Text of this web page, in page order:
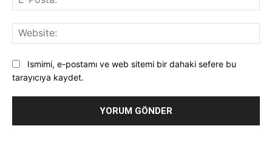
Ismimi, e-postamı ve web sitemi bir dahaki sefere bu
tarayıcıya kaydet.